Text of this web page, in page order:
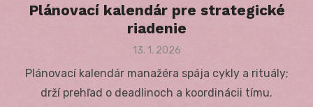
Plánovací kalendár pre strategické
riadenie
Posted
13. 1. 2026
Plánovací kalendár manažéra spája cykly a rituály;
drží prehľad o deadlinoch a koordinácii tímu.